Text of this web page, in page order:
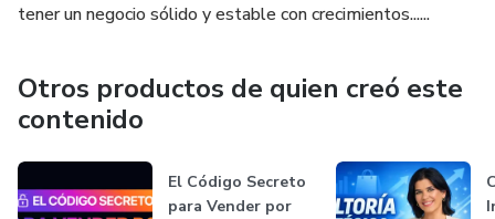
tener un negocio sólido y estable con crecimientos......
Otros productos de quien creó este
contenido
El Código Secreto
para Vender por